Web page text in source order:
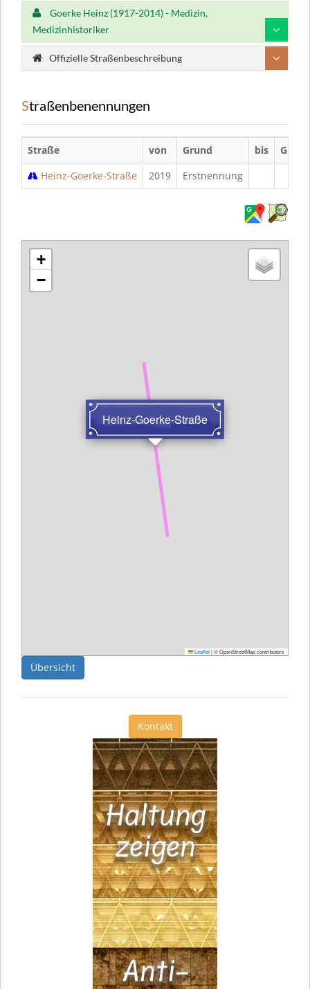
Goerke Heinz (1917-2014) - Medizin,
Medizinhistoriker
Offizielle Straßenbeschreibung
Straßenbenennungen
Straße von Grund bis
Grund
Heinz-Goerke-Straße
2019 Erstnennung
Heinz-Goerke-Straße
+
−
Leaflet|© OpenStreetMap contributors
Übersicht
Kontakt